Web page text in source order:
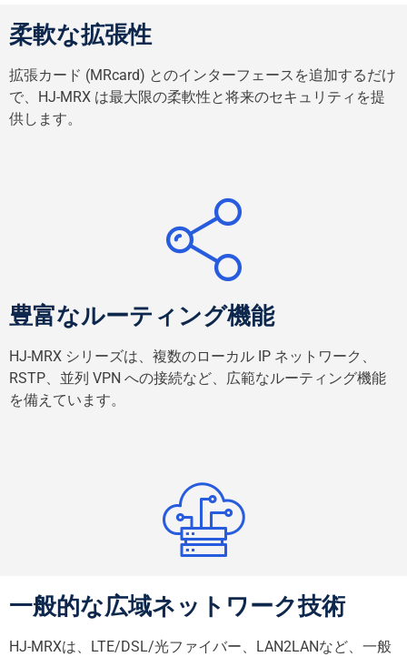
柔軟な拡張性
拡張カード (MRcard) とのインターフェースを追加するだけ
で、HJ-MRX は最大限の柔軟性と将来のセキュリティを提
供します。
豊富なルーティング機能
HJ-MRX シリーズは、複数のローカル IP ネットワーク、
RSTP、並列 VPN への接続など、広範なルーティング機能
を備えています。
一般的な広域ネットワーク技術
HJ-MRXは、LTE/DSL/光ファイバー、LAN2LANなど、一般